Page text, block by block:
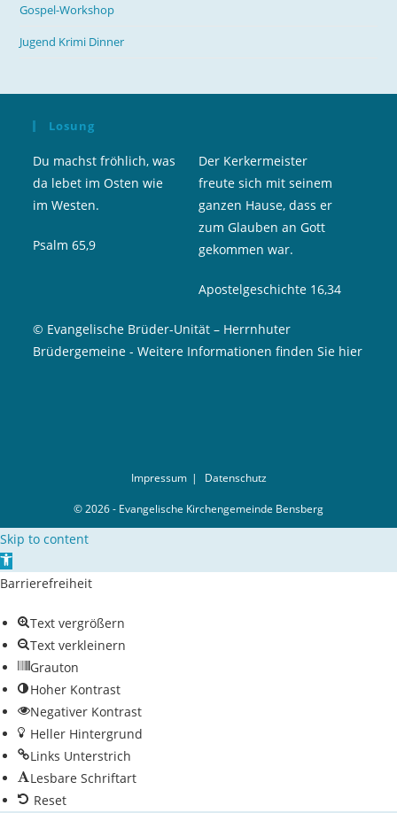
Gospel-Workshop
Jugend Krimi Dinner
Losung
Du machst fröhlich, was
da lebet im Osten wie
im Westen.
Psalm 65,9
Der Kerkermeister
freute sich mit seinem
ganzen Hause, dass er
zum Glauben an Gott
gekommen war.
Apostelgeschichte 16,34
© Evangelische Brüder-Unität – Herrnhuter
Brüdergemeine -Weitere Informationen finden Sie hier
Impressum Datenschutz
© 2026 - Evangelische Kirchengemeinde Bensberg
Skip to content
Open toolbar
Barrierefreiheit
Text vergrößern
Text verkleinern
Grauton
Hoher Kontrast
Negativer Kontrast
Heller Hintergrund
Links Unterstrich
Lesbare Schriftart
Reset